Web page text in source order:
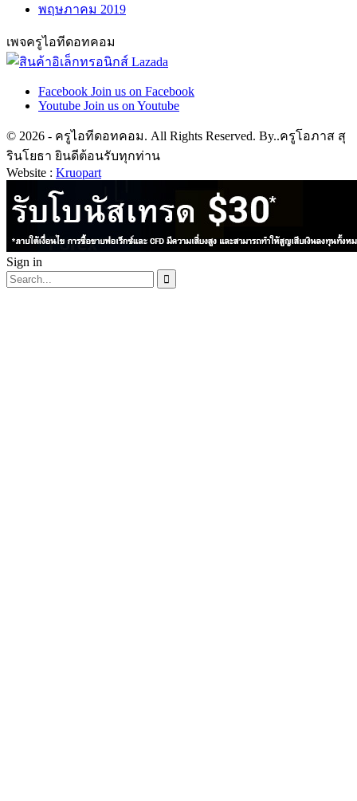
พฤษภาคม 2019
เพจครูไอทีดอทคอม
Facebook Join us on Facebook
Youtube Join us on Youtube
© 2026 - ครูไอทีดอทคอม. All Rights Reserved. By..ครูโอภาส สุ
รินโยธา ยินดีต้อนรับทุกท่าน
Website : Kruopart
Sign in